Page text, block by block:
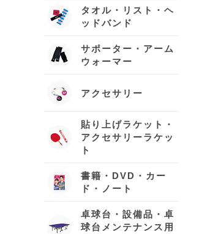
タオル・リスト・ヘ
ッドバンド
サポーター・アーム
ウォーマー
アクセサリー
貼り上げラケット・
アクセサリーラケッ
ト
書籍・DVD・カー
ド・ノート
卓球台・設備品・卓
球台メンテナンス用